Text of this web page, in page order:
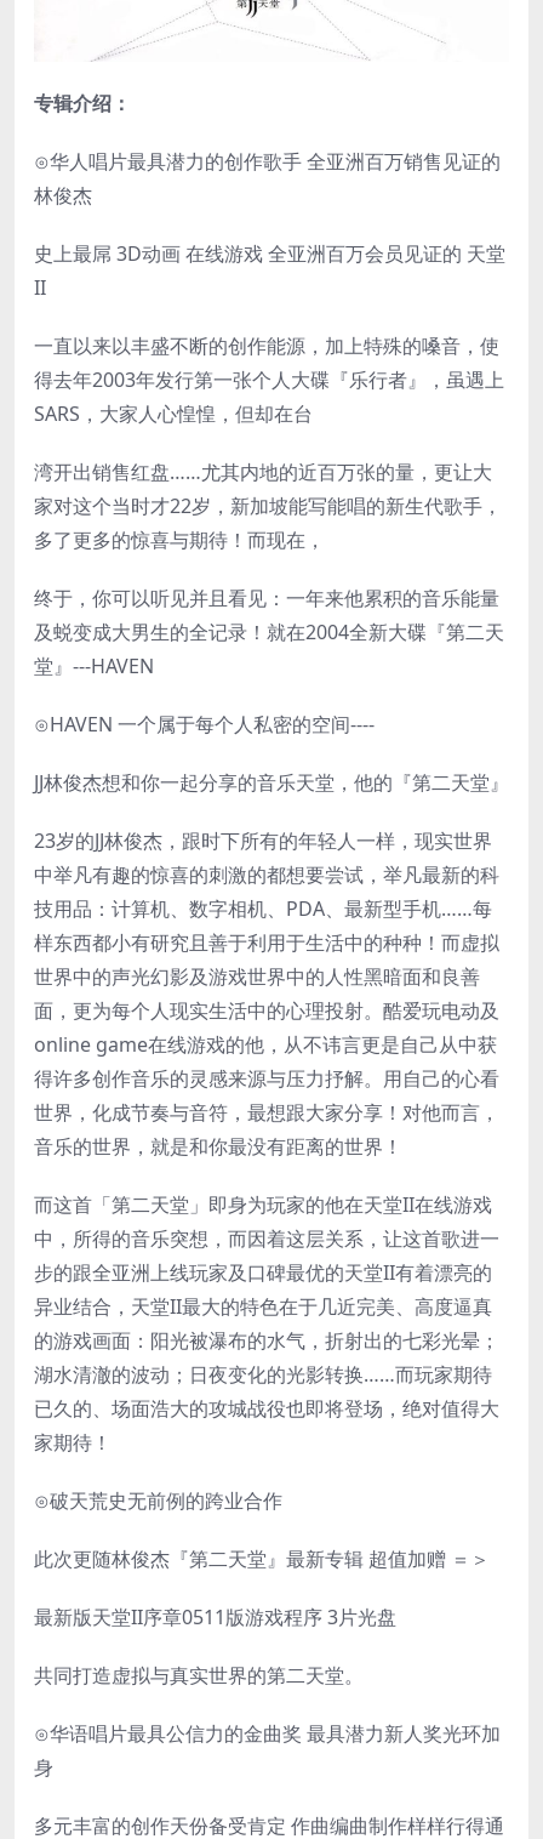
专辑介绍：
⊙华人唱片最具潜力的创作歌手 全亚洲百万销售见证的
林俊杰
史上最屌 3D动画 在线游戏 全亚洲百万会员见证的 天堂
II
一直以来以丰盛不断的创作能源，加上特殊的嗓音，使
得去年2003年发行第一张个人大碟『乐行者』，虽遇上
SARS，大家人心惶惶，但却在台
湾开出销售红盘……尤其内地的近百万张的量，更让大
家对这个当时才22岁，新加坡能写能唱的新生代歌手，
多了更多的惊喜与期待！而现在，
终于，你可以听见并且看见：一年来他累积的音乐能量
及蜕变成大男生的全记录！就在2004全新大碟『第二天
堂』---HAVEN
⊙HAVEN 一个属于每个人私密的空间----
JJ林俊杰想和你一起分享的音乐天堂，他的『第二天堂』
23岁的JJ林俊杰，跟时下所有的年轻人一样，现实世界
中举凡有趣的惊喜的刺激的都想要尝试，举凡最新的科
技用品：计算机、数字相机、PDA、最新型手机……每
样东西都小有研究且善于利用于生活中的种种！而虚拟
世界中的声光幻影及游戏世界中的人性黑暗面和良善
面，更为每个人现实生活中的心理投射。酷爱玩电动及
online game在线游戏的他，从不讳言更是自己从中获
得许多创作音乐的灵感来源与压力抒解。用自己的心看
世界，化成节奏与音符，最想跟大家分享！对他而言，
音乐的世界，就是和你最没有距离的世界！
而这首「第二天堂」即身为玩家的他在天堂II在线游戏
中，所得的音乐突想，而因着这层关系，让这首歌进一
步的跟全亚洲上线玩家及口碑最优的天堂II有着漂亮的
异业结合，天堂II最大的特色在于几近完美、高度逼真
的游戏画面：阳光被瀑布的水气，折射出的七彩光晕；
湖水清澈的波动；日夜变化的光影转换……而玩家期待
已久的、场面浩大的攻城战役也即将登场，绝对值得大
家期待！
⊙破天荒史无前例的跨业合作
此次更随林俊杰『第二天堂』最新专辑 超值加赠 ＝＞
最新版天堂II序章0511版游戏程序 3片光盘
共同打造虚拟与真实世界的第二天堂。
⊙华语唱片最具公信力的金曲奖 最具潜力新人奖光环加
身
多元丰富的创作天份备受肯定 作曲编曲制作样样行得通